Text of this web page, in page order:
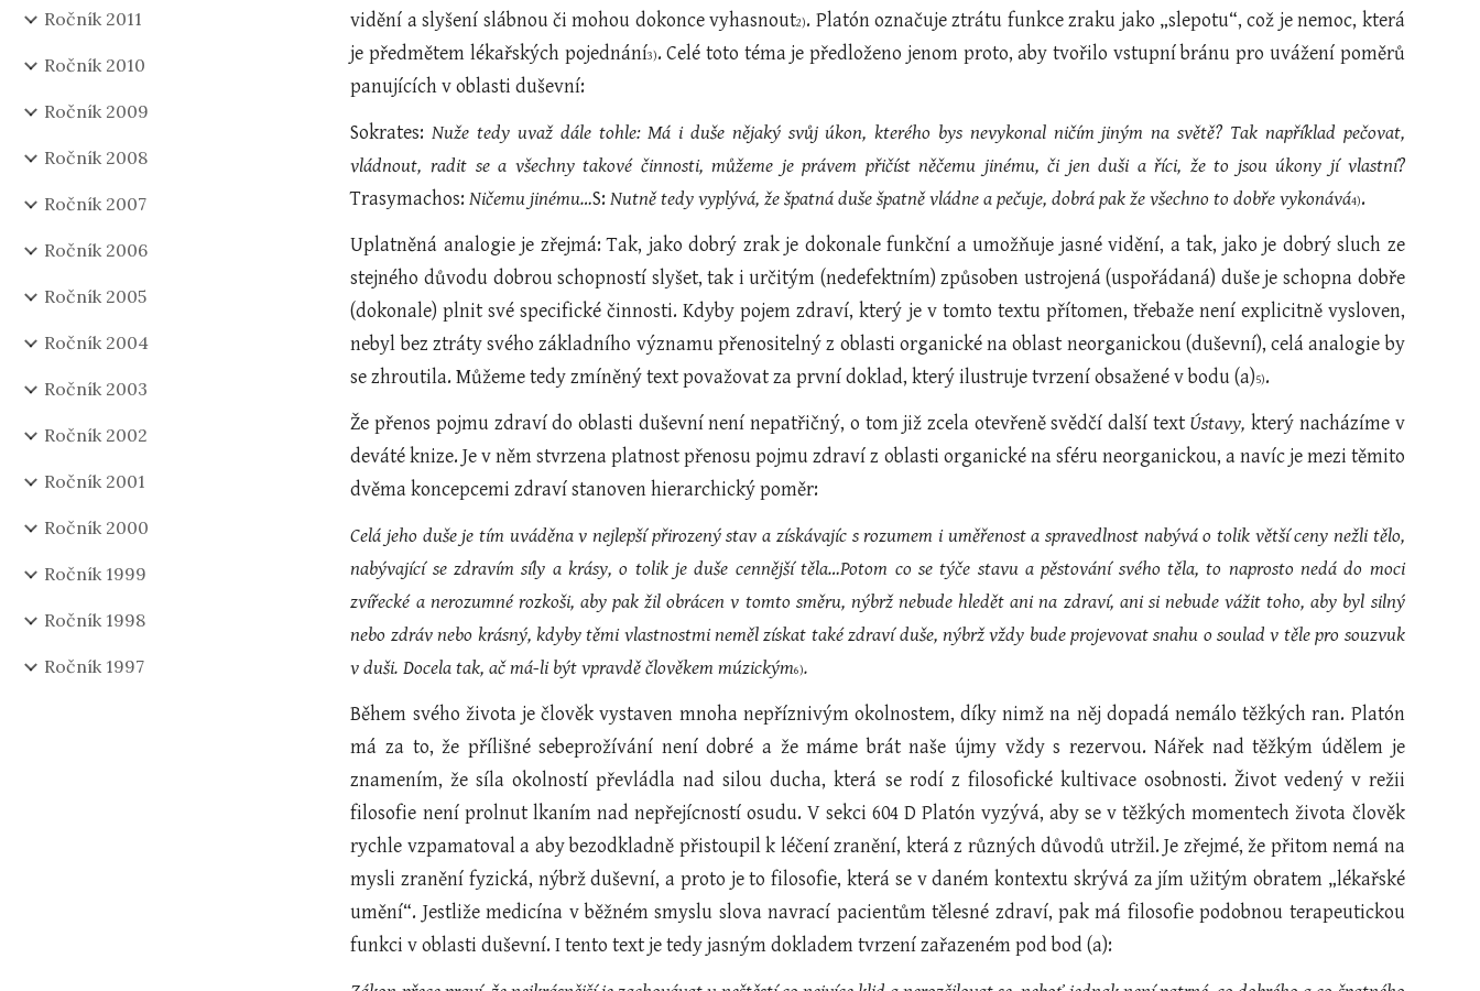
Ročník 2011
Ročník 2010
Ročník 2009
Ročník 2008
Ročník 2007
Ročník 2006
Ročník 2005
Ročník 2004
Ročník 2003
Ročník 2002
Ročník 2001
Ročník 2000
Ročník 1999
Ročník 1998
Ročník 1997
vidění a slyšení slábnou či mohou dokonce vyhasnout2). Platón označuje ztrátu funkce zraku jako „slepotu“, což je nemoc, která
je předmětem lékařských pojednání3). Celé toto téma je předloženo jenom proto, aby tvořilo vstupní bránu pro uvážení poměrů
panujících v oblasti duševní:
Sokrates:Nuže tedy uvaž dále tohle: Má i duše nějaký svůj úkon, kterého bys nevykonal ničím jiným na světě? Tak například pečovat,
vládnout, radit se a všechny takové činnosti, můžeme je právem přičíst něčemu jinému, či jen duši a říci, že to jsou úkony jí vlastní?
Trasymachos:Ničemu jinému…S:Nutně tedy vyplývá, že špatná duše špatně vládne a pečuje, dobrá pak že všechno to dobře vykonává4).
Uplatněná analogie je zřejmá: Tak, jako dobrý zrak je dokonale funkční a umožňuje jasné vidění, a tak, jako je dobrý sluch ze
stejného důvodu dobrou schopností slyšet, tak i určitým (nedefektním) způsoben ustrojená (uspořádaná) duše je schopna dobře
(dokonale) plnit své specifické činnosti. Kdyby pojem zdraví, který je v tomto textu přítomen, třebaže není explicitně vysloven,
nebyl bez ztráty svého základního významu přenositelný z oblasti organické na oblast neorganickou (duševní), celá analogie by
se zhroutila. Můžeme tedy zmíněný text považovat za první doklad, který ilustruje tvrzení obsažené v bodu (a)5).
Že přenos pojmu zdraví do oblasti duševní není nepatřičný, o tom již zcela otevřeně svědčí další text Ústavy, který nacházíme v
deváté knize. Je v něm stvrzena platnost přenosu pojmu zdraví z oblasti organické na sféru neorganickou, a navíc je mezi těmito
dvěma koncepcemi zdraví stanoven hierarchický poměr:
Celá jeho duše je tím uváděna v nejlepší přirozený stav a získávajíc s rozumem i uměřenost a spravedlnost nabývá o tolik větší ceny nežli tělo,
nabývající se zdravím síly a krásy, o tolik je duše cennější těla…Potom co se týče stavu a pěstování svého těla, to naprosto nedá do moci
zvířecké a nerozumné rozkoši, aby pak žil obrácen v tomto směru, nýbrž nebude hledět ani na zdraví, ani si nebude vážit toho, aby byl silný
nebo zdráv nebo krásný, kdyby těmi vlastnostmi neměl získat také zdraví duše, nýbrž vždy bude projevovat snahu o soulad v těle pro souzvuk
v duši. Docela tak, ač má-li být vpravdě člověkem múzickým6).
Během svého života je člověk vystaven mnoha nepříznivým okolnostem, díky nimž na něj dopadá nemálo těžkých ran. Platón
má za to, že přílišné sebeprožívání není dobré a že máme brát naše újmy vždy s rezervou. Nářek nad těžkým údělem je
znamením, že síla okolností převládla nad silou ducha, která se rodí z filosofické kultivace osobnosti. Život vedený v režii
filosofie není prolnut lkaním nad nepřejícností osudu. V sekci 604 D Platón vyzývá, aby se v těžkých momentech života člověk
rychle vzpamatoval a aby bezodkladně přistoupil k léčení zranění, která z různých důvodů utržil. Je zřejmé, že přitom nemá na
mysli zranění fyzická, nýbrž duševní, a proto je to filosofie, která se v daném kontextu skrývá za jím užitým obratem „lékařské
umění“. Jestliže medicína v běžném smyslu slova navrací pacientům tělesné zdraví, pak má filosofie podobnou terapeutickou
funkci v oblasti duševní. I tento text je tedy jasným dokladem tvrzení zařazeném pod bod (a):